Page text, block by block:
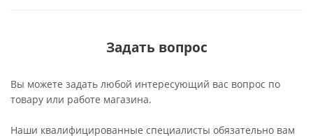
Задать вопрос
Вы можете задать любой интересующий вас вопрос по
товару или работе магазина.
Наши квалифицированные специалисты обязательно вам